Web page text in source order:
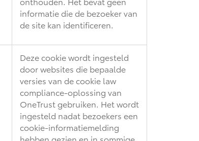
informatie die de bezoeker van
de site kan identificeren.
Deze cookie wordt ingesteld
door websites die bepaalde
versies van de cookie law
compliance-oplossing van
OneTrust gebruiken. Het wordt
ingesteld nadat bezoekers een
cookie-informatiemelding
hebben gezien en in sommige